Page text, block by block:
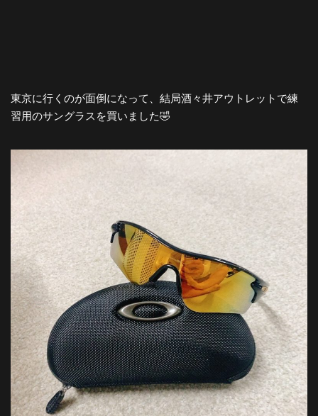
東京に行くのが面倒になって、結局酒々井アウトレットで練
習用のサングラスを買いました🤣